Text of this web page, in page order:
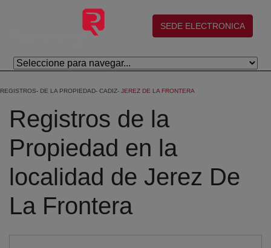
Saltar al contenido principal
(abre en nueva ventana)
SEDE ELECTRONICA
REGISTROS DE LA PROPIEDAD CADIZ JEREZ DE LA FRONTERA
Registros de la
Propiedad en la
localidad de Jerez De
La Frontera